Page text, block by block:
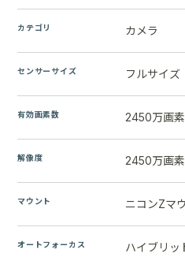
カテゴリ カメラ
センサーサイズ フルサイズ
有効画素数 2450万画素
解像度 2450万画素
マウント ニコンZマ
オートフォーカス ハイブリッ